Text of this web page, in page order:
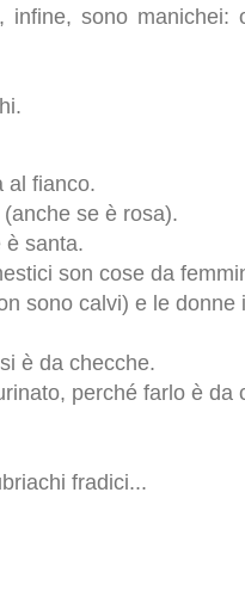
infine, sono
al fianco.
se è rosa).
è santa.
son cose da
sono calvi) e le donne
è da checche.
perché farlo è da
fradici...